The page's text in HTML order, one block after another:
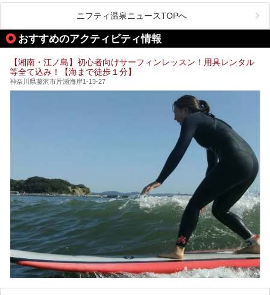
提供元：株式会社西武・プリンスホテルズワールドワイド
【PR】
この記事はザ・プリンス 箱根芦ノ湖のPR記事です。
が楽しめるまさに眺望自慢の日帰り温泉。
そしてここは全24室の「箱根 芦ノ湖畔蛸川温泉 龍宮殿」と
して宿泊もできます。宿泊者は「龍宮殿本館」の営業時間に
加えて、朝6時からの宿泊者専用時間帯にも「龍宮殿本館」
のお風呂が利用できます。
今回は日帰り温泉としての「絶景日帰り温泉 龍宮殿本館
（以下、龍宮殿本館）」と、旅館としての「箱根 芦ノ湖畔
蛸川温泉 龍宮殿（以下、龍宮殿）」の両方の魅力をたっぷ
りお伝えします！
ここは箱根神社、九頭龍神社、白龍神社、箱根元宮と箱根の
4つの神社に囲まれたパワースポットです。
提供元：株式会社西武・プリンスホテルズワールドワイド
この記事は箱根 芦ノ湖畔蛸川温泉 龍宮殿のPR記事です。
ニフティ温泉ニュースTOPへ
おすすめのアクティビティ情報
【湘南・江ノ島】初心者向けサーフィンレッスン！用具レンタル
等全て込み！【海まで徒歩１分】
神奈川県藤沢市片瀬海岸1-13-27